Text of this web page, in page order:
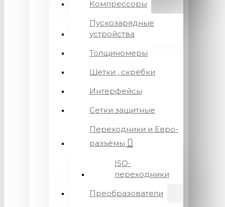
Компрессоры
Пускозарядные
устройства
Толщиномеры
Щетки , скребки
Интерфейсы
Сетки защитные
Переходники и Евро-
разъёмы
ISO-
переходники
Преобразователи